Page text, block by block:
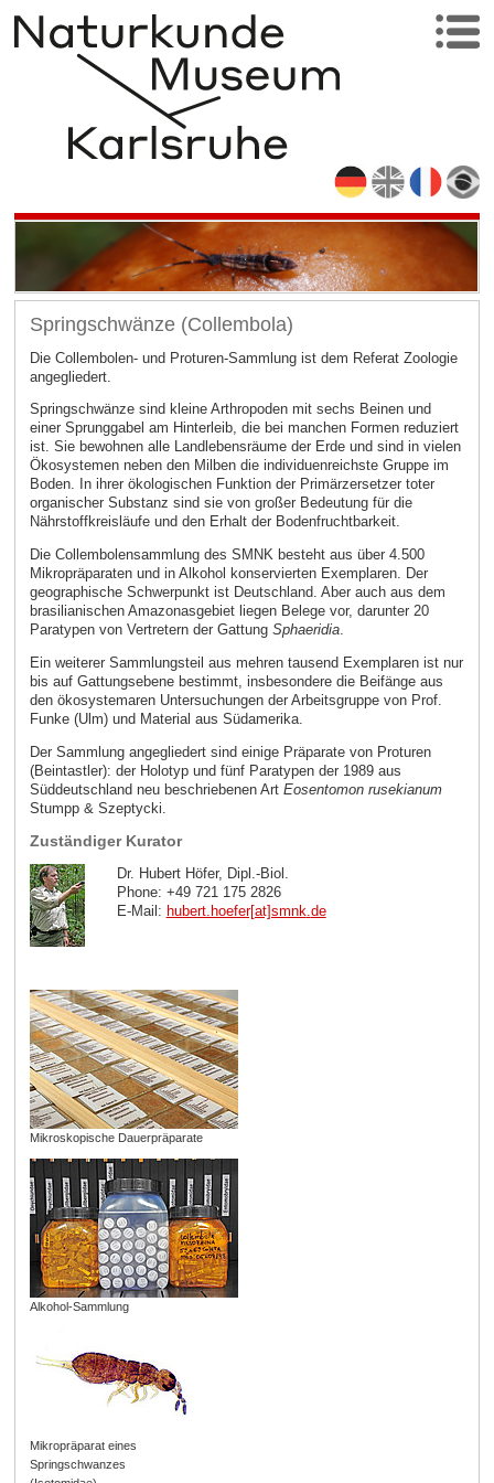
Springschwänze (Collembola)
Die Collembolen- und Proturen-Sammlung ist dem Referat Zoologie
angegliedert.
Springschwänze sind kleine Arthropoden mit sechs Beinen und
einer Sprunggabel am Hinterleib, die bei manchen Formen reduziert
ist. Sie bewohnen alle Landlebensräume der Erde und sind in vielen
Ökosystemen neben den Milben die individuenreichste Gruppe im
Boden. In ihrer ökologischen Funktion der Primärzersetzer toter
organischer Substanz sind sie von großer Bedeutung für die
Nährstoffkreisläufe und den Erhalt der Bodenfruchtbarkeit.
Die Collembolensammlung des SMNK besteht aus über 4.500
Mikropräparaten und in Alkohol konservierten Exemplaren. Der
geographische Schwerpunkt ist Deutschland. Aber auch aus dem
brasilianischen Amazonasgebiet liegen Belege vor, darunter 20
Paratypen von Vertretern der Gattung Sphaeridia.
Ein weiterer Sammlungsteil aus mehren tausend Exemplaren ist nur
bis auf Gattungsebene bestimmt, insbesondere die Beifänge aus
den ökosystemaren Untersuchungen der Arbeitsgruppe von Prof.
Funke (Ulm) und Material aus Südamerika.
Der Sammlung angegliedert sind einige Präparate von Proturen
(Beintastler): der Holotyp und fünf Paratypen der 1989 aus
Süddeutschland neu beschriebenen Art Eosentomon rusekianum
Stumpp & Szeptycki.
Zuständiger Kurator
Dr. Hubert Höfer, Dipl.-Biol.
Phone: +49 721 175 2826
E-Mail: hubert.hoefer[at]smnk.de
Mikroskopische Dauerpräparate
Alkohol-Sammlung
Mikropräparat eines
Springschwanzes